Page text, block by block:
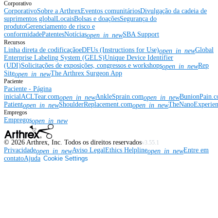
Corporativo
CorporativoSobre a ArthrexEventos comunitáriosDivulgação da cadeia de
suprimentos globalLocaisBolsas e doaçõesSegurança do
produtoGerenciamento de risco e
conformidadePatentesNotíciasopen_in_newSBA Support
Recursos
Linha direta de codificaçãoeDFUs (Instructions for Use)open_in_newGlobal
Enterprise Labeling System (GELS)Unique Device Identifier
(UDI)Solicitações de exposições, congressos e workshopsopen_in_newRep
Siteopen_in_newThe Arthrex Surgeon App
Paciente
Paciente - Página
inicialACLTear.comopen_in_newAnkleSprain.comopen_in_new
Patientopen_in_newShoulderReplacement.comopen_in_new
Empregos
Empregosopen_in_new
© 2026 Arthrex, Inc. Todos os direitos reservadosv3.55.1
Privacidadeopen_in_newAviso LegalEthics Helplineopen_in_newEntre em
contatoAjuda Cookie Settings